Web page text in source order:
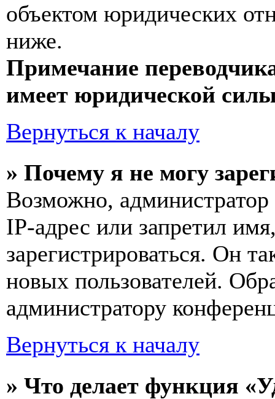
объектом юридических
ниже.
Примечание
имеет юридической
Вернуться к началу
» Почему я не могу
Возможно,
IP-адрес или запретил
зарегистрироваться. Он
новых пользователей.
администратору
Вернуться к началу
» Что делает функция